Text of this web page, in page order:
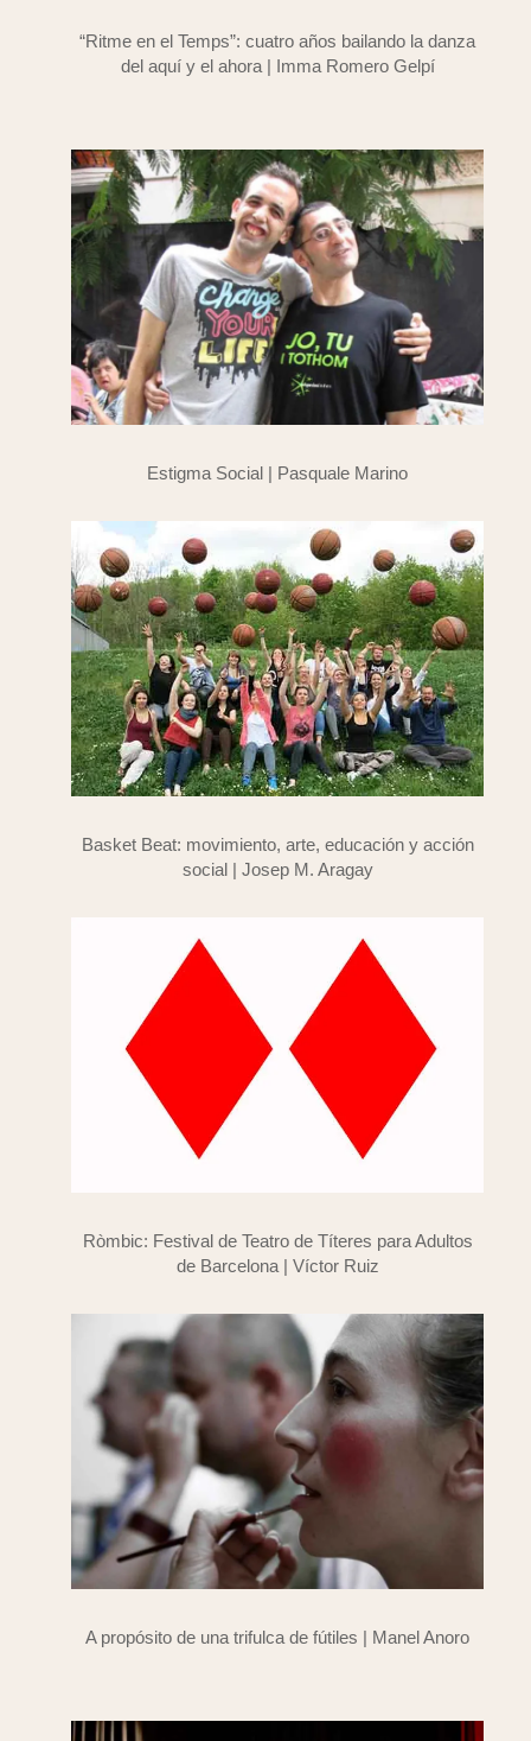
“Ritme en el Temps”: cuatro años bailando la danza
del aquí y el ahora | Imma Romero Gelpí
Estigma Social | Pasquale Marino
Basket Beat: movimiento, arte, educación y acción
social | Josep M. Aragay
Ròmbic: Festival de Teatro de Títeres para Adultos
de Barcelona | Víctor Ruiz
A propósito de una trifulca de fútiles | Manel Anoro